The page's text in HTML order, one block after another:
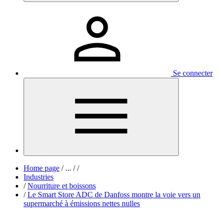
Se connecter
Home page /... / /
Industries
/ Nourriture et boissons
/ Le Smart Store ADC de Danfoss montre la voie vers un
supermarché à émissions nettes nulles